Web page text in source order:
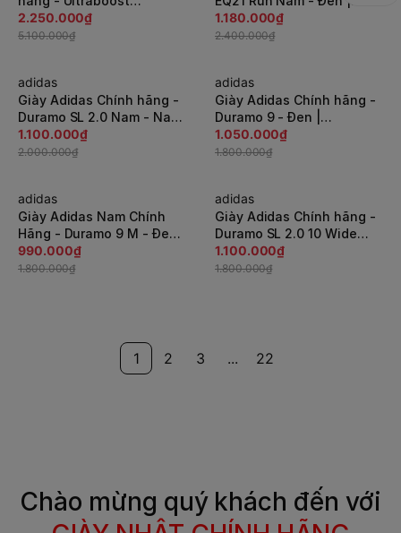
COLD.RDY DNA Nam -
Xanh | JapanSport
2.250.000₫
5.100.000₫
JapanSport H00544
1.180.000₫
2.400.000₫
-45%
adidas
Giày Adidas Chính hãng -
Duramo SL 2.0 Nam - Navy
| JapanSport GW8347
1.100.000₫
2.000.000₫
-42%
adidas
Giày Adidas Chính hãng -
Duramo 9 - Đen |
JapanSport B96578
1.050.000₫
1.800.000₫
-45%
adidas
Giày Adidas Nam Chính
Hãng - Duramo 9 M - Đen |
JapanSport BB7066
990.000₫
1.800.000₫
-39%
adidas
Giày Adidas Chính hãng -
Duramo SL 2.0 10 Wide
Nam - Đen | JapanSport
GY3855
1.100.000₫
1.800.000₫
1 2 3 ... 22
Chào mừng quý khách đến với